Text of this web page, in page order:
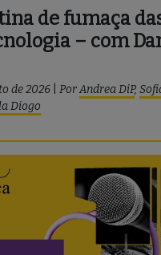
de fumaça
– com
de 2026 PorAndrea DiP,
Diogo